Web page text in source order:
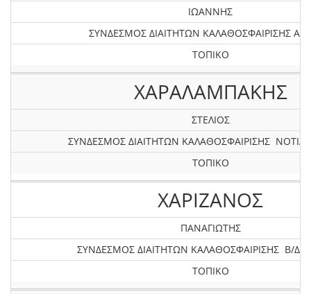
ΙΩΑΝΝΗΣ
ΣΥΝΔΕΣΜΟΣ ΔΙΑΙΤΗΤΩΝ ΚΑΛΑΘΟΣΦΑΙΡΙΣΗΣ
ΤΟΠΙΚΟ
ΧΑΡΑΛΑΜΠΑΚΗΣ
ΣΤΕΛΙΟΣ
ΣΥΝΔΕΣΜΟΣ ΔΙΑΙΤΗΤΩΝ ΚΑΛΑΘΟΣΦΑΙΡΙΣΗΣ
ΤΟΠΙΚΟ
ΧΑΡΙΖΑΝΟΣ
ΠΑΝΑΓΙΩΤΗΣ
ΣΥΝΔΕΣΜΟΣ ΔΙΑΙΤΗΤΩΝ ΚΑΛΑΘΟΣΦΑΙΡΙΣΗΣ Β/Δ
ΤΟΠΙΚΟ